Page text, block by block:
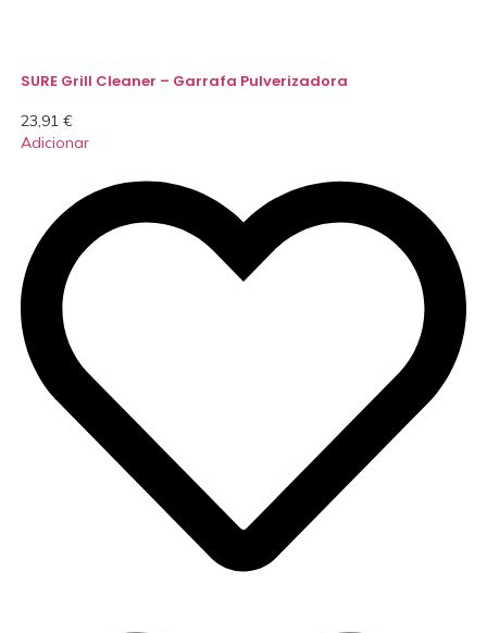
SURE Grill Cleaner – Garrafa Pulverizadora
23,91 €
Adicionar